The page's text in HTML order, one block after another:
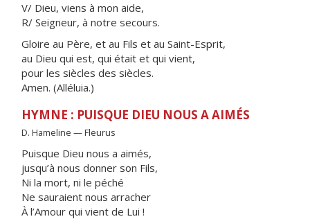
V/ Dieu, viens à mon aide,
R/ Seigneur, à notre secours.
Gloire au Père, et au Fils et au Saint-Esprit,
au Dieu qui est, qui était et qui vient,
pour les siècles des siècles.
Amen. (Alléluia.)
HYMNE : PUISQUE DIEU NOUS A AIMÉS
D. Hameline — Fleurus
Puisque Dieu nous a aimés,
jusqu’à nous donner son Fils,
Ni la mort, ni le péché
Ne sauraient nous arracher
À l’Amour qui vient de Lui !